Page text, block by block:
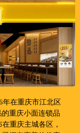
在重庆市江北区
重庆小面连锁品
重庆主城各区，